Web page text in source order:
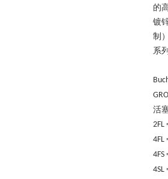
的
镀
制）
系
活
2FL
4FL
4FS
4SL